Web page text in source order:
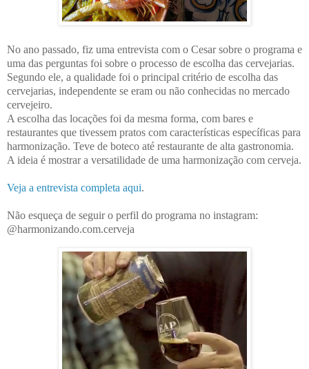
No ano passado, fiz uma entrevista com o Cesar sobre o programa e
uma das perguntas foi sobre o processo de escolha das cervejarias.
Segundo ele, a qualidade foi o principal critério de escolha das
cervejarias, independente se eram ou não conhecidas no mercado
cervejeiro.
A escolha das locações foi da mesma forma, com bares e
restaurantes que tivessem pratos com características específicas para
harmonização. Teve de boteco até restaurante de alta gastronomia.
A ideia é mostrar a versatilidade de uma harmonização com cerveja.
Veja a entrevista completa aqui.
Não esqueça de seguir o perfil do programa no instagram:
@harmonizando.com.cerveja